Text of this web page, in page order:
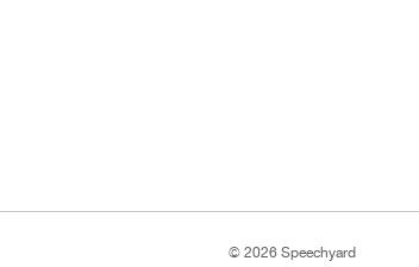
© 2026 Speechyard